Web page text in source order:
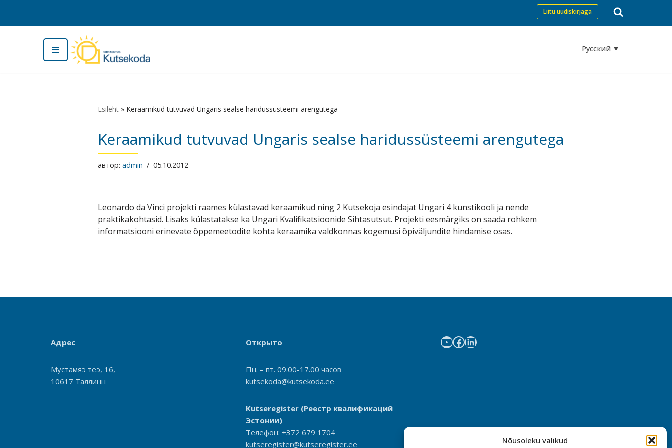
Nõusoleku valikud
Перейти
содержимому
Liitu uudiskirjaga
Русский
Esileht» Keraamikud tutvuvad Ungaris sealse haridussüsteemi arengutega
Keraamikud tutvuvad Ungaris sealse haridussüsteemi arengutega
автор: admin 05.10.2012
Leonardo da Vinci projekti raames külastavad keraamikud ning 2 Kutsekoja esindajat Ungari 4 kunstikooli ja nende
praktikakohtasid. Lisaks külastatakse ka Ungari Kvalifikatsioonide Sihtasutsut. Projekti eesmärgiks on saada rohkem
informatsiooni erinevate õppemeetodite kohta keraamika valdkonnas kogemusi õpiväljundite hindamise osas.
Адрес
Мустамяэ теэ, 16,
10617 Таллинн
Открыто
Пн. – пт. 09.00-17.00 часов
kutsekoda@kutsekoda.ee
Kutseregister (Реестр квалификаций
Эстонии)
Телефон: +372 679 1704
kutseregister@kutseregister.ee